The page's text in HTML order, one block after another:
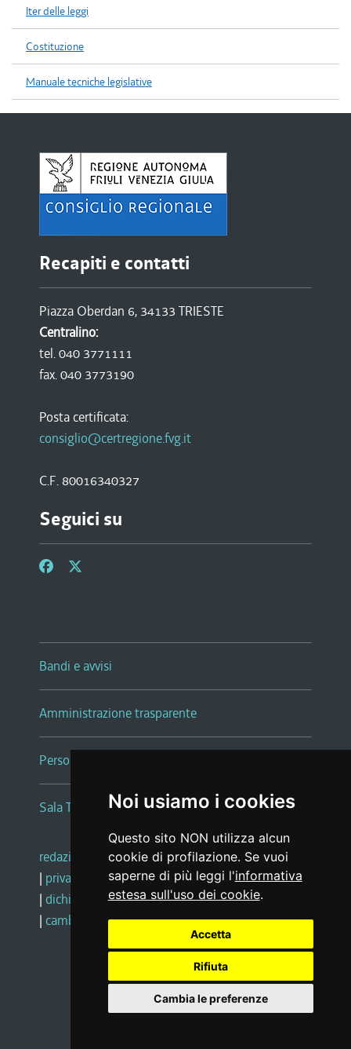
Noi usiamo i cookies
Questo sito NON utilizza alcun
cookie di profilazione. Se vuoi
saperne di più leggi l'informativa
estesa sull'uso dei cookie.
Accetta
Rifiuta
Cambia le preferenze
Iter delle leggi
Costituzione
Manuale tecniche legislative
Recapiti e contatti
Piazza Oberdan 6, 34133 TRIESTE
Centralino:
tel. 040 3771111
fax. 040 3773190
Posta certificata:
consiglio@certregione.fvg.it
C.F. 80016340327
Seguici su
Bandi e avvisi
Amministrazione trasparente
Persone e Uffici
Sala Tiziano Tessitori
redazione web |note legali |glossario
| privacy
social media policy
| dichiarazione di accessibilità |feedback
| cambio preferenze cookie
Realizzato da